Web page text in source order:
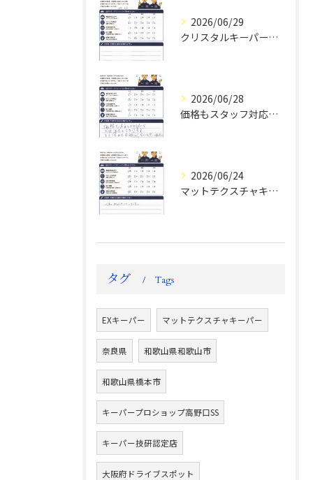
2026/06/29
クリスタルキーパー評判
2026/06/28
価格もスタッフ対応も大変満足！ランドクルーザーFJお客様の声
2026/06/24
マットテクスチャキーパー施工後のお客様の声
タグ Tags
EXキーパー マットテクスチャキーパー
奈良県 和歌山県和歌山市
和歌山県橋本市
キーパープロショップ高野口SS
キーパー技研認定店
大阪府ドライブスポット